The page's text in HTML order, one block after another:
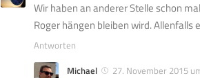
Wir haben an anderer Stelle schon
Roger hängen bleiben wird.
Antworten
Michael
27. November 2015